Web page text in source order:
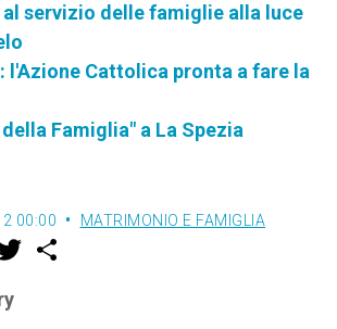
al servizio delle famiglie alla luce
l'Azione Cattolica pronta a fare la
Famiglia" a La Spezia
00:00 MATRIMONIO E FAMIGLIA
w